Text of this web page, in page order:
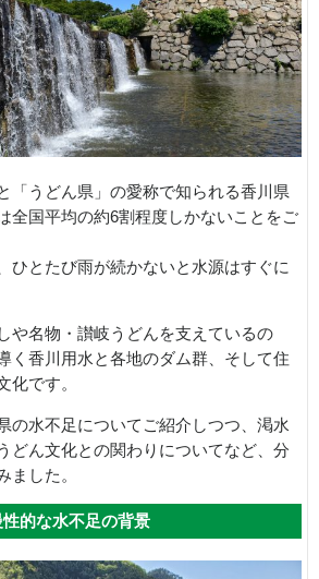
「うどん県」の愛称で知られる香川県
全国平均の約6割程度しかないことをご
ひとたび雨が続かないと水源はすぐに
や名物・讃岐うどんを支えているの
く香川用水と各地のダム群、そして住
化です。
の水不足についてご紹介しつつ、渇水
どん文化との関わりについてなど、分
ました。
的な水不足の背景